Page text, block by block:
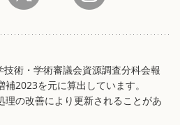
術・学術審議会資源調査分科会報
2023を元に算出しています。
理の改善により更新されることがあ